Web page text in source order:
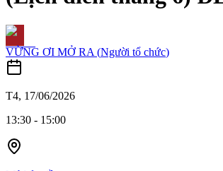
VỪNG ƠI MỞ RA (Người tổ chức)
T4, 17/06/2026
13:30 - 15:00